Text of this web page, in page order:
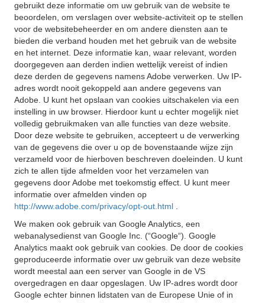
gebruikt deze informatie om uw gebruik van de website te
beoordelen, om verslagen over website-activiteit op te stellen
voor de websitebeheerder en om andere diensten aan te
bieden die verband houden met het gebruik van de website
en het internet. Deze informatie kan, waar relevant, worden
doorgegeven aan derden indien wettelijk vereist of indien
deze derden de gegevens namens Adobe verwerken. Uw IP-
adres wordt nooit gekoppeld aan andere gegevens van
Adobe. U kunt het opslaan van cookies uitschakelen via een
instelling in uw browser. Hierdoor kunt u echter mogelijk niet
volledig gebruikmaken van alle functies van deze website.
Door deze website te gebruiken, accepteert u de verwerking
van de gegevens die over u op de bovenstaande wijze zijn
verzameld voor de hierboven beschreven doeleinden. U kunt
zich te allen tijde afmelden voor het verzamelen van
gegevens door Adobe met toekomstig effect. U kunt meer
informatie over afmelden vinden op
http://www.adobe.com/privacy/opt-out.html
We maken ook gebruik van Google Analytics, een
webanalysedienst van Google Inc. (“Google“). Google
Analytics maakt ook gebruik van cookies. De door de cookies
geproduceerde informatie over uw gebruik van deze website
wordt meestal aan een server van Google in de VS
overgedragen en daar opgeslagen. Uw IP-adres wordt door
Google echter binnen lidstaten van de Europese Unie of in